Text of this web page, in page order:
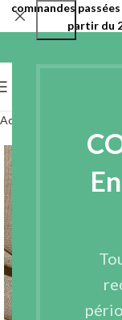
Accueil
Voir Vidéo
commandes
partir du